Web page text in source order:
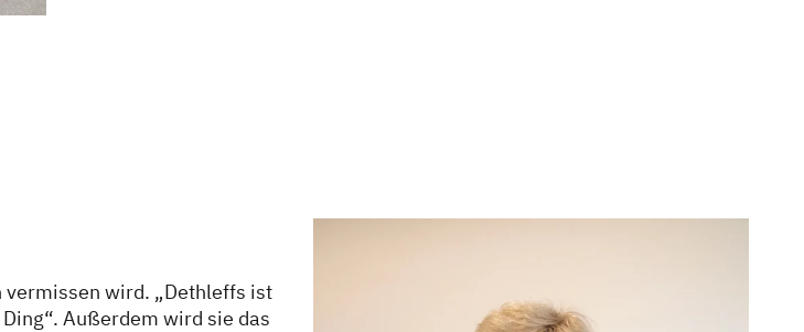
vermissen wird. „Dethleffs ist
Außerdem wird sie das